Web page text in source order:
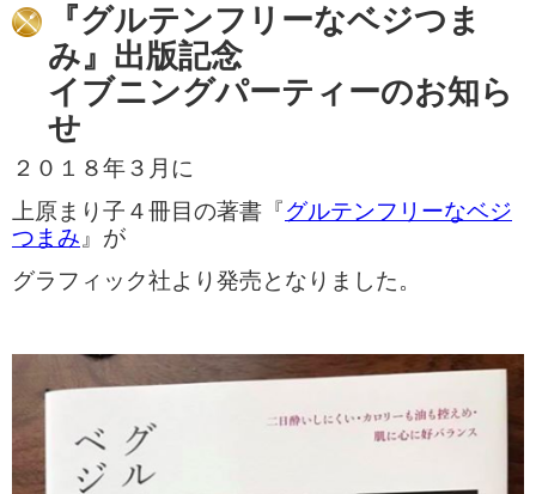
『グルテンフリーなベジつま
み』出版記念
イブニングパーティーのお知ら
せ
２０１８年３月に
上原まり子４冊目の著書『グルテンフリーなベジ
つまみ』が
グラフィック社より発売となりました。